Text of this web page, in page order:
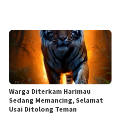
Warga Diterkam Harimau
Sedang Memancing, Selamat
Usai Ditolong Teman